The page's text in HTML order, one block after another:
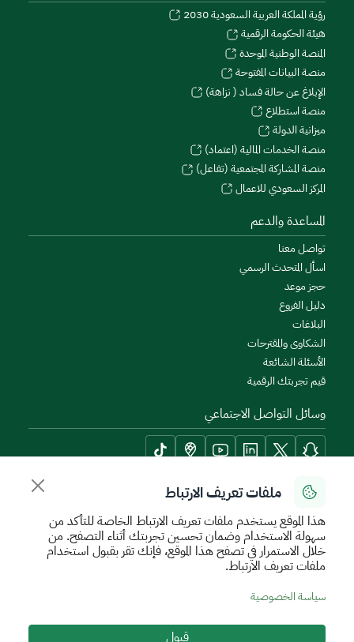
ملفات تعريف الارتباط
هذا الموقع يستخدم ملفات تعريف الارتباط الخاصة للتأكد من
سهولة الاستخدام وضمان تحسين تجربتك أثناء التصفح. من
خلال الاستمرار في تصفح هذا الموقع، فإنك تقر بقبول استخدام
ملفات تعريف الارتباط.
سياسة الخصوصية
قبول
رؤية المملكة العربية السعودية 2030
هيئة الحكومة الرقمية
المنصة الوطنية الموحدة
منصة البيانات المفتوحة
الإبلاغ عن حالة فساد ( نزاهة)
منصة استطلاع
ميزانية الدولة
منصة الخدمات المالية (اعتماد)
منصة المشاركة المجتمعية (تفاعل)
المركز السعودي للاعمال
المساعدة والدعم
تواصل معنا
اسأل المتحدث الرسمي
حجز موعد
دليل الفروع
البلاغات
الشكاوى والمقترحات
الأسئلة الشائعة
قيم تجربتك الرقمية
وسائل التواصل الاجتماعي
أدوات الإتاحة وامكانية الوصول
سياسة الإستخدام الآمن
جميع الحقوق محفوظة للهيئة العامة للعقار © 2026